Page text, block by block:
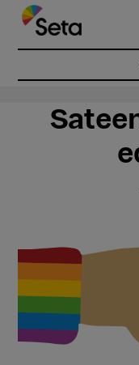
Hyppää
pääsisältöön
Hyppää
ensisijaiseen
sivupalkkiin